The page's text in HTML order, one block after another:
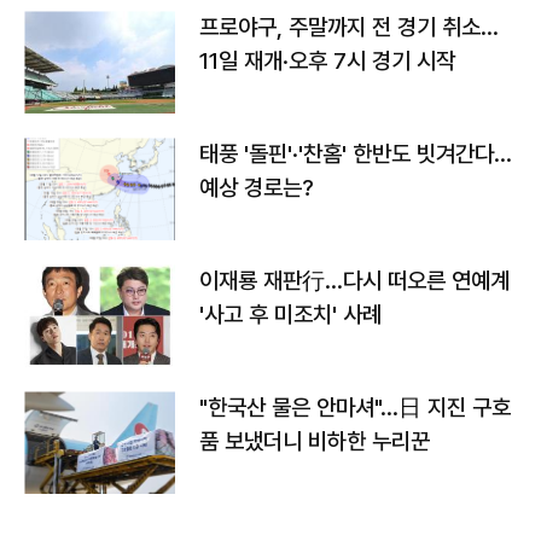
프로야구, 주말까지 전 경기 취소…
11일 재개·오후 7시 경기 시작
태풍 '돌핀'·'찬홈' 한반도 빗겨간다…
예상 경로는?
이재룡 재판行…다시 떠오른 연예계
'사고 후 미조치' 사례
"한국산 물은 안마셔"…日 지진 구호
품 보냈더니 비하한 누리꾼